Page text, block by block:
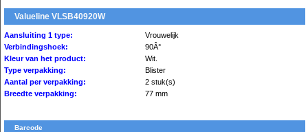
Valueline VLSB40920W
Aansluiting 1 type:
Vrouwelijk
Verbindingshoek:
90Â°
Kleur van het product:
Wit.
Type verpakking:
Blister
Aantal per verpakking:
2 stuk(s)
Breedte verpakking:
77 mm
Barcode